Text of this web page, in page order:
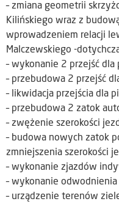
– zmiana geometrii
Kilińskiego wraz z
wprowadzeniem relacji
Malczewskiego -
– wykonanie 2 przejść
– przebudowa 2 przejść
– likwidacja przejścia dla
– przebudowa 2 zatok
– zwężenie szerokości
– budowa nowych zatok
zmniejszenia szerokości
– wykonanie zjazdów
– wykonanie odwodnienia
– urządzenie terenów